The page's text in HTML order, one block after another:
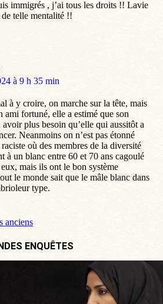
immigrés , j’ai tous les droits !! Lavie
telle mentalité !!
à 9 h 35 min
à y croire, on marche sur la tête, mais
ami fortuné, elle a estimé que son
plus besoin qu’elle qui aussitôt a
Neanmoins on n’est pas étonné
où des membres de la diversité
à un blanc entre 60 et 70 ans cagoulé
mais ils ont le bon système
le monde sait que le mâle blanc dans
type.
anciens
ENQUÊTES